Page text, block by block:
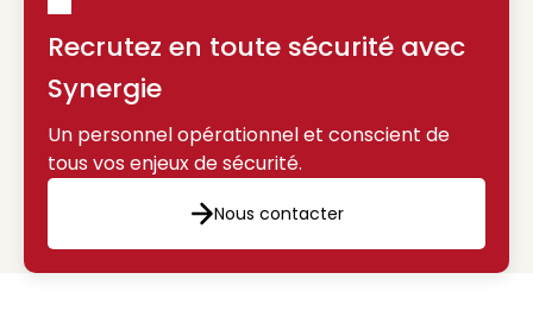
Recrutez en toute sécurité avec
Synergie
Un personnel opérationnel et conscient de
tous vos enjeux de sécurité.
Nous contacter
Nous contacter